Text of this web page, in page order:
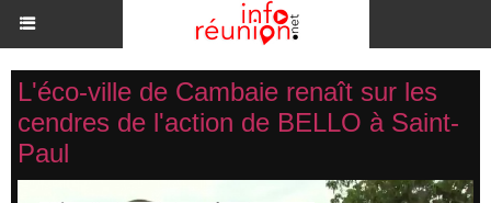
L'éco-ville de Cambaie renaît sur les
cendres de l'action de BELLO à Saint-
Paul